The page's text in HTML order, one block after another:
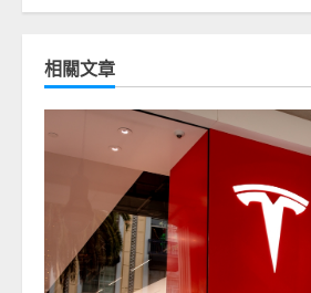
相關文章